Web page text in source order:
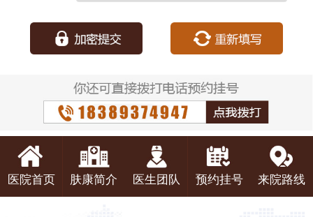
医院首页 肤康简介 医生团队 预约挂号 来院路线